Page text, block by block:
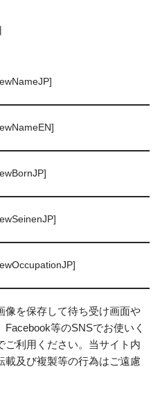
像を保存して待ち受け画面や
等のSNSでお使いく
ご利用ください。当サイト内
載及び複製等の行為はご遠慮